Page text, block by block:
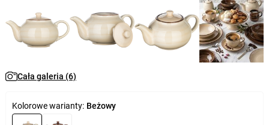
Cała galeria (6)
Kolorowe warianty: Beżowy